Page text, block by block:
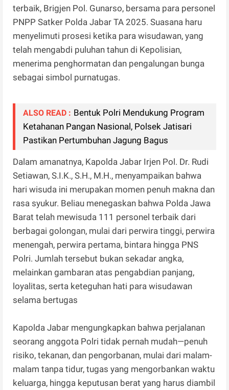
terbaik, Brigjen Pol. Gunarso, bersama para personel
PNPP Satker Polda Jabar TA 2025. Suasana haru
menyelimuti prosesi ketika para wisudawan, yang
telah mengabdi puluhan tahun di Kepolisian,
menerima penghormatan dan pengalungan bunga
sebagai simbol purnatugas.
ALSO READ : Bentuk Polri Mendukung Program
Ketahanan Pangan Nasional, Polsek Jatisari
Pastikan Pertumbuhan Jagung Bagus
Dalam amanatnya, Kapolda Jabar Irjen Pol. Dr. Rudi
Setiawan, S.I.K., S.H., M.H., menyampaikan bahwa
hari wisuda ini merupakan momen penuh makna dan
rasa syukur. Beliau menegaskan bahwa Polda Jawa
Barat telah mewisuda 111 personel terbaik dari
berbagai golongan, mulai dari perwira tinggi, perwira
menengah, perwira pertama, bintara hingga PNS
Polri. Jumlah tersebut bukan sekadar angka,
melainkan gambaran atas pengabdian panjang,
loyalitas, serta keteguhan hati para wisudawan
selama bertugas
Kapolda Jabar mengungkapkan bahwa perjalanan
seorang anggota Polri tidak pernah mudah—penuh
risiko, tekanan, dan pengorbanan, mulai dari malam-
malam tanpa tidur, tugas yang mengorbankan waktu
keluarga, hingga keputusan berat yang harus diambil